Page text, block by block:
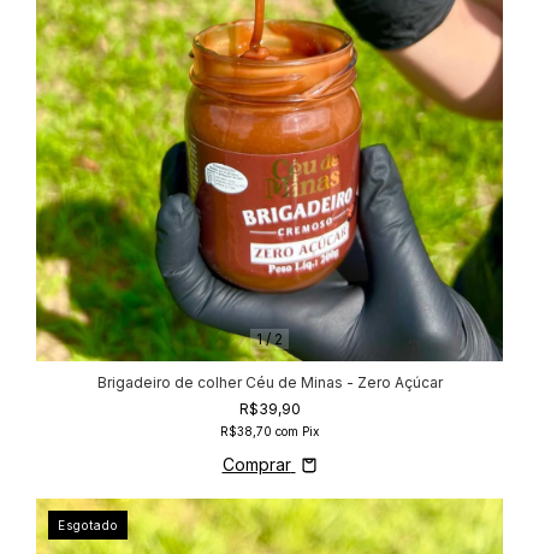
1/2
Brigadeiro de colher Céu de Minas - Zero Açúcar
R$39,90
R$38,70 com Pix
Comprar
Esgotado